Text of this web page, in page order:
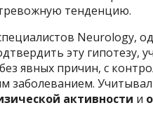
тенденцию.
Neurology,
эту гипотезу,
явных причин, с
заболеванием.
активности и